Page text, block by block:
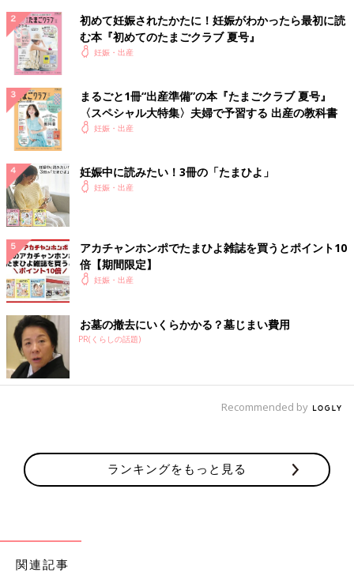
た。「昨日の夜から胎動がない気がする・・・」と、気になり出
したら止まりません。仕事中でしたが病院に電話をかけ、事情を
説明すると、「念のため今から来てください」とのこと。会社を
抜け出して、涙目で病院へと急ぎました。
診てもらったら問題はなく、「大丈夫そうです、良かったです
ね。でも、気になったらまたいつでも来てくださいね」とのこ
と。診察後にまた胎動を感じて、ホッと安心すると共に、なんだ
は判断できないし、何かあってからでは遅いし、しょうがないん
初めて妊娠されたかたに！妊娠がわかったら最初に読
む本『初めてのたまごクラブ 夏号』
妊娠・出産
まるごと1冊“出産準備”の本『たまごクラブ 夏号』
〈スペシャル大特集〉夫婦で予習する 出産の教科書
妊娠・出産
妊娠中に読みたい！3冊の「たまひよ」
妊娠・出産
アカチャンホンポでたまひよ雑誌を買うとポイント10
倍【期間限定】
妊娠・出産
お墓の撤去にいくらかかる？墓じまい費用
PR(くらしの話題)
Recommended by
ランキングをもっと見る
関連記事